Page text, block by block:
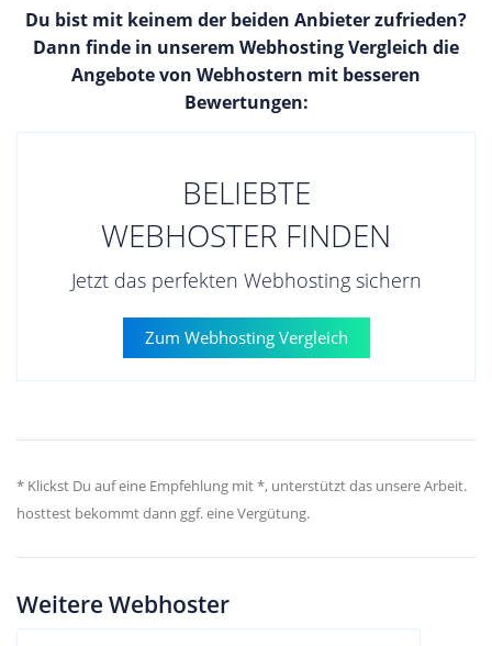
Du bist mit keinem der beiden Anbieter zufrieden?
Dann finde in unserem Webhosting Vergleich die
Angebote von Webhostern mit besseren
Bewertungen:
BELIEBTE
WEBHOSTER FINDEN
Jetzt das perfekten Webhosting sichern
Zum Webhosting Vergleich
* Klickst Du auf eine Empfehlung mit *, unterstützt das unsere Arbeit.
hosttest bekommt dann ggf. eine Vergütung.
Weitere Webhoster